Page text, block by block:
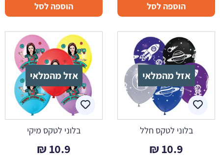
הוספה לסל הוספה לסל
אזל מהמלאי
בלוני לטקס חלל
10.9
₪
אזל מהמלאי
בלוני לטקס מיקי
10.9
₪